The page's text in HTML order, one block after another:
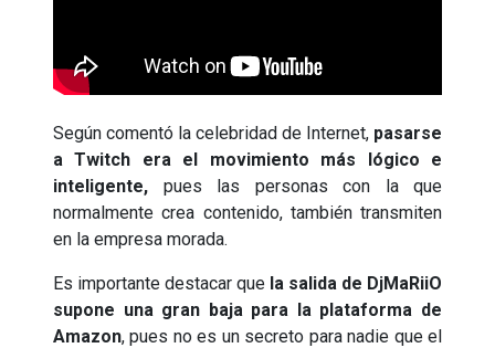
Según comentó la celebridad de Internet, pasarse
a Twitch era el movimiento más lógico e
inteligente, pues las personas con la que
normalmente crea contenido, también transmiten
en la empresa morada.
Es importante destacar que la salida de DjMaRiiO
supone una gran baja para la plataforma de
Amazon, pues no es un secreto para nadie que el